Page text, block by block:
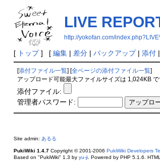
LIVE
http://yokofan.com/
[ トップ] [ 編集| 差分| バックアップ| 添付|
[添付ファイル一覧 ] [全ページの添付ファイル一覧
アップロード可能最大ファイルサイズは 1,024KB で
添付ファイル:
管理者パスワード:
Site admin: あるる
PukiWiki 1.4.7Copyright © 2001-2006 PukiWiki Developers
Based on "PukiWiki" 1.3 by yu-ji. Powered by PHP 5.1.6.